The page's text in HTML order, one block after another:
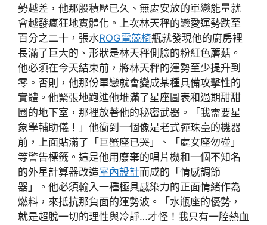
勢越差，他那股積壓已久、無處安放的單戀能量就
會越發瘋狂地實體化。上次林天秤的戀愛運勢跌至
百分之二十，張水ROG電競椅瓶就發現他的廚房裡
長滿了巨大的、形狀是林天秤側臉的粉紅色蘑菇。
他必須在今天結束前，將林天秤的運勢至少提升到
零。否則，他那份單戀就會變成某種具備攻擊性的
實體。他緊張地跑進他堆滿了星座圖表和過期甜甜
圈的地下室，那裡放著他的秘密武器。「我需要星
象學輔助儀！」他衝到一個像是老式彈珠臺的機器
前，上面貼滿了「巨蟹座已哭」、「處女座勿碰」
等警告標籤。這是他用廢棄的唱片機和一個不知名
的外星計算器改造室內設計而成的「情感調節
器」。他必須輸入一種極具感染力的正面情緒作為
燃料，來抵抗那負面的運勢波。「水瓶座的優勢，
就是超脫一切的理性與冷靜…才怪！我只有一腔熱血